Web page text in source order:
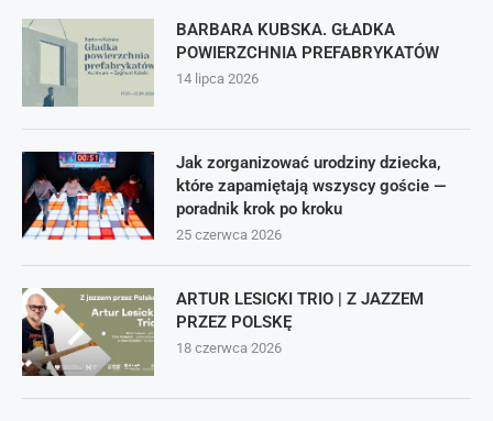
BARBARA KUBSKA. GŁADKA
POWIERZCHNIA PREFABRYKATÓW
14 lipca 2026
Jak zorganizować urodziny dziecka,
które zapamiętają wszyscy goście —
poradnik krok po kroku
25 czerwca 2026
ARTUR LESICKI TRIO | Z JAZZEM
PRZEZ POLSKĘ
18 czerwca 2026